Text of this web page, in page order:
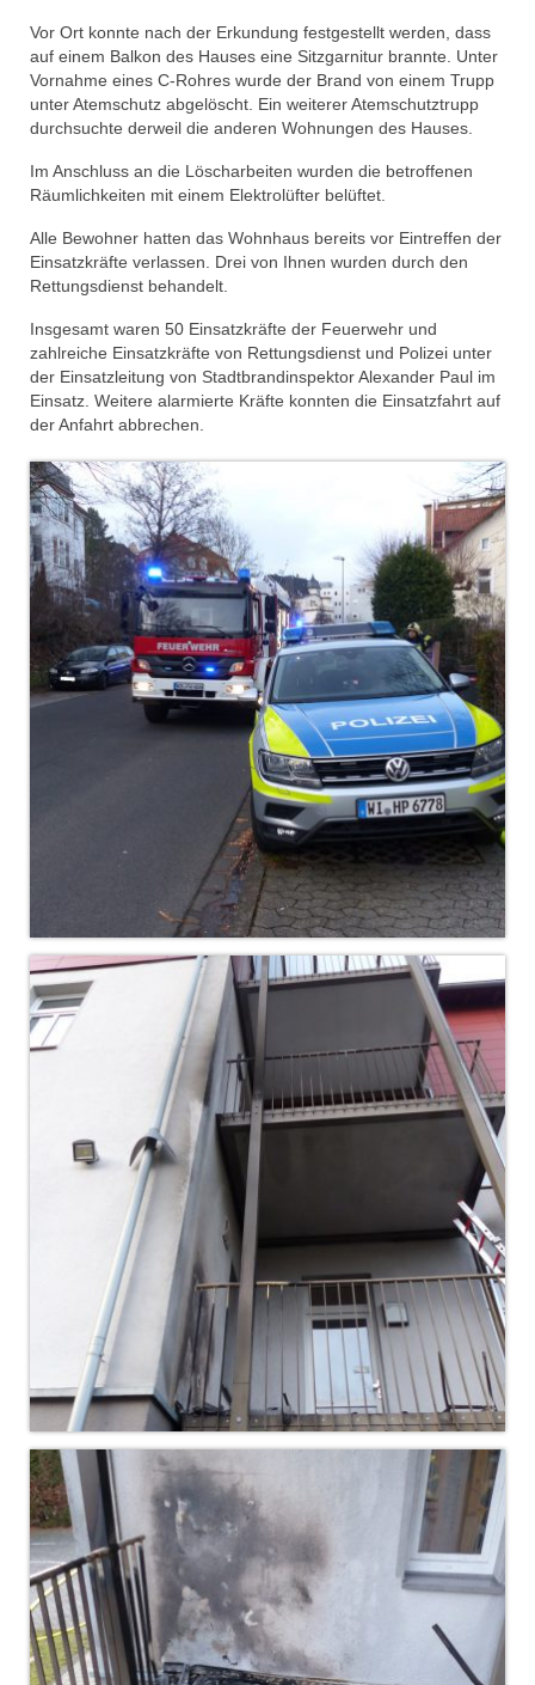
20
Drehleiter DLK 23/12
Staffellöschfahrzeug StLF 20/25
Tanklöschfahrzeug TLF 4000
Rüstwagen RW 1
Löschgruppenfahrzeug LF 20 KatS
Gerätewagen Logistik GW-L 2
Tanklöschfahrzeug TLF 16/24 Tr
Gerätewagen Gefahrgut GW-G
GDekonP-LKW
Kleinalarmfahrzeug KLAF
Kommandowagen KdoW
Hubarbeitsbühne B18
24.03.17 Übergabe ELW
20.11.15 Übergabe StLF und HAB
2015 LF 16 „verlässt“ Feuerwehr
historische Fotos
Ehemalige Fahrzeuge
Jahresrückblicke
Jahresrückblick 2016
Jahresrückblick 2017
Jahresrückblick 2018
Jahresrückblick 2019
Jahresrückblick 2020
Jahresrückblick 2021
Jahresrückblick 2022
Jahresrückblick 2023
Jahresrückblick 2024
Tag der offenen Tür 2015
Tag der offenen Tür 2018
Tag der offenen Tür 2022
Vor Ort konnte nach der Erkundung festgestellt werden, dass
auf einem Balkon des Hauses eine Sitzgarnitur brannte. Unter
Vornahme eines C-Rohres wurde der Brand von einem Trupp
unter Atemschutz abgelöscht. Ein weiterer Atemschutztrupp
durchsuchte derweil die anderen Wohnungen des Hauses.
Im Anschluss an die Löscharbeiten wurden die betroffenen
Räumlichkeiten mit einem Elektrolüfter belüftet.
Alle Bewohner hatten das Wohnhaus bereits vor Eintreffen der
Einsatzkräfte verlassen. Drei von Ihnen wurden durch den
Rettungsdienst behandelt.
Insgesamt waren 50 Einsatzkräfte der Feuerwehr und
zahlreiche Einsatzkräfte von Rettungsdienst und Polizei unter
der Einsatzleitung von Stadtbrandinspektor Alexander Paul im
Einsatz. Weitere alarmierte Kräfte konnten die Einsatzfahrt auf
der Anfahrt abbrechen.